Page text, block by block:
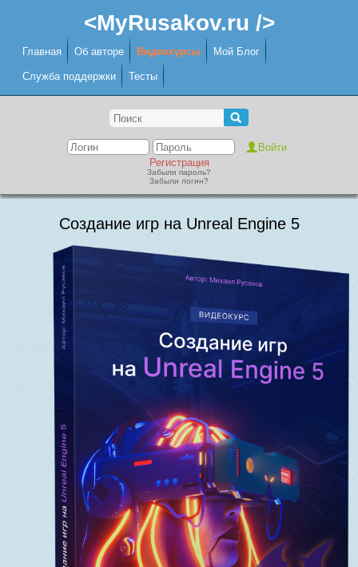
<MyRusakov.ru />
Главная Об авторе Видеокурсы Мой Блог
Служба поддержки Тесты
Регистрация
Забыли пароль?
Забыли логин?
Создание игр на Unreal Engine 5